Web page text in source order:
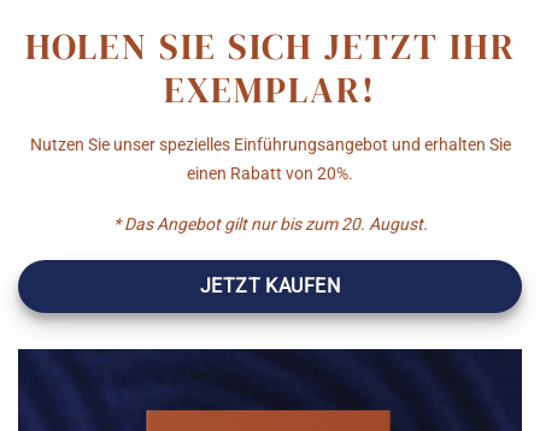
HOLEN SIE SICH JETZT IHR
EXEMPLAR!
Nutzen Sie unser spezielles Einführungsangebot und erhalten Sie
einen Rabatt von 20%.
* Das Angebot gilt nur bis zum 20. August.
JETZT KAUFEN